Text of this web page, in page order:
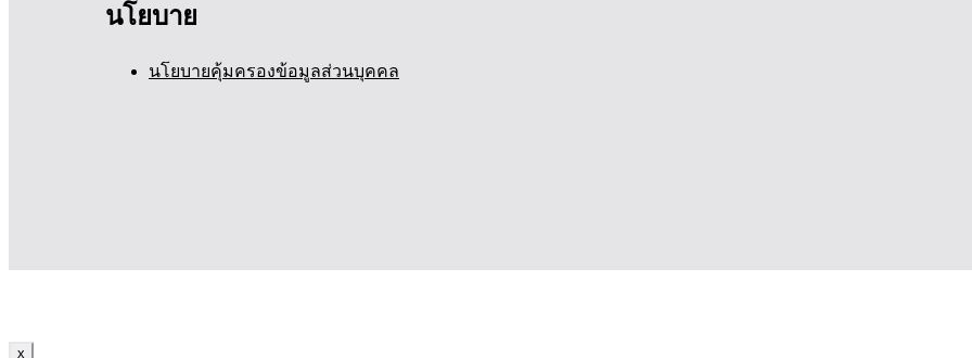
นโยบาย
นโยบายคุ้มครองข้อมูลส่วนบุคคล
x